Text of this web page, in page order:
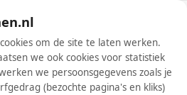
om de site te laten werken.
we ook cookies voor statistiek
we persoonsgegevens zoals je
(bezochte pagina's en kliks)